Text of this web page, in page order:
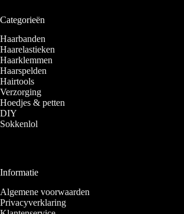
Categorieën
Haarbanden
Haarelastieken
Haarklemmen
Haarspelden
Hairtools
Verzorging
Hoedjes & petten
DIY
Sokkenlol
Informatie
Algemene voorwaarden
Privacyverklaring